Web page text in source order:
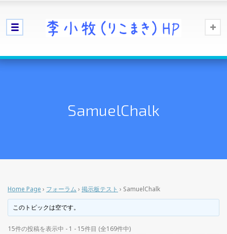
SamuelChalk
Home Page › フォーラム › 掲示板テスト › SamuelChalk
このトピックは空です。
15件の投稿を表示中 - 1 - 15件目 (全169件中)